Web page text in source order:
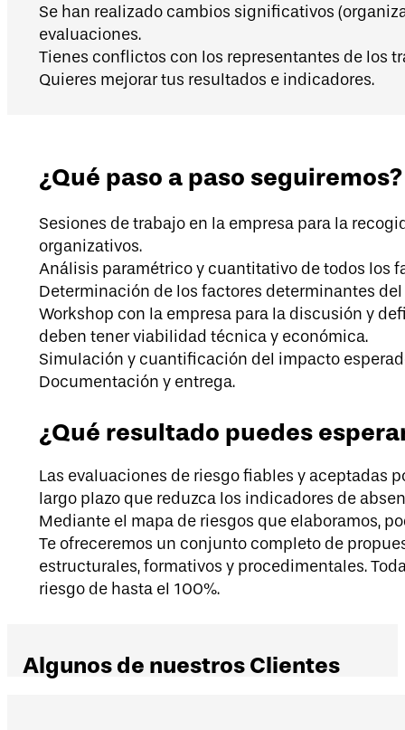
Se han realizado cambios significativos
evaluaciones.
Tienes conflictos con los representantes de los
Quieres mejorar tus resultados e indicadores.
¿Qué paso a paso seguiremos?
Sesiones de trabajo en la empresa para la
organizativos.
Análisis paramétrico y cuantitativo de todos los
Determinación de los factores determinantes
Workshop con la empresa para la discusión y
deben tener viabilidad técnica y económica.
Simulación y cuantificación del impacto
Documentación y entrega.
¿Qué resultado puedes
Las evaluaciones de riesgo fiables y aceptadas
largo plazo que reduzca los indicadores de
Mediante el mapa de riesgos que elaboramos,
Te ofreceremos un conjunto completo de
estructurales, formativos y procedimentales.
riesgo de hasta el 100%.
Algunos de nuestros Clientes